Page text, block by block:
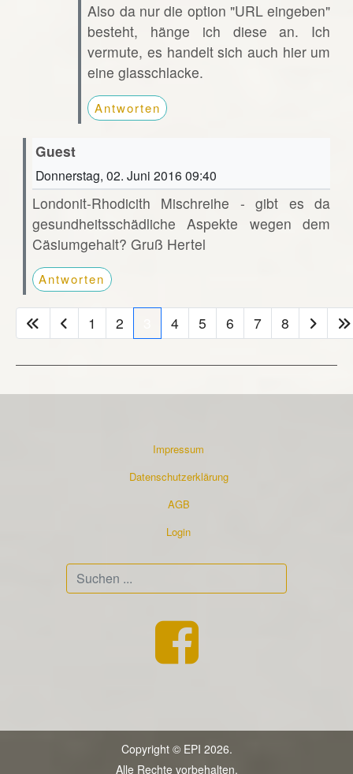
Also da nur die option "URL eingeben"
besteht, hänge ich diese an. Ich
vermute, es handelt sich auch hier um
eine glasschlacke.
Antworten
Guest
Donnerstag, 02. Juni 2016 09:40
Londonit-Rhodicith Mischreihe - gibt es da
gesundheitsschädliche Aspekte wegen dem
Cäsiumgehalt? Gruß Hertel
Antworten
1 2 4 5 6 7 8
Impressum
Datenschutzerklärung
AGB
Login
Copyright © EPI 2026.
Alle Rechte vorbehalten.